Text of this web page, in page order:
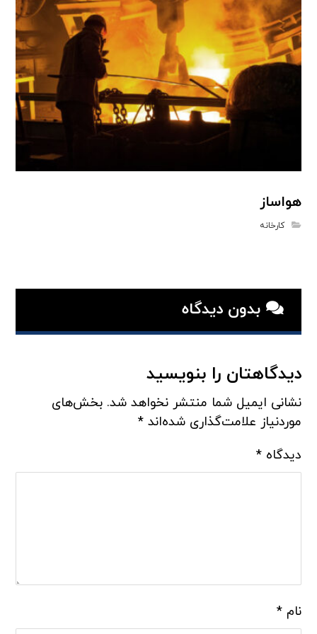
هواساز
کارخانه
بدون دیدگاه
دیدگاهتان را بنویسید
نشانی ایمیل شما منتشر نخواهد شد. بخش‌های
موردنیاز علامت‌گذاری شده‌اند*
دیدگاه*
نام*